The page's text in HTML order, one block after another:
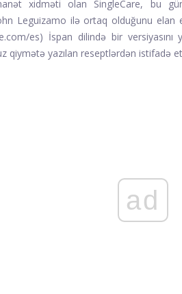
xidməti olan SingleCare, bu
Leguizamo ilə ortaq olduğunu elan
es) İspan dilində bir
qiymətə yazılan reseptlərdən istifadə
ad